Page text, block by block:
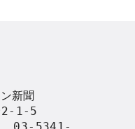
新聞
2-1-5